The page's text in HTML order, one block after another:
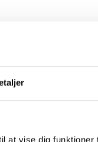
at vise dig